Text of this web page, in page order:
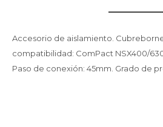
Accesorio de aislamiento.
compatibilidad: ComPact NSX400/
Paso de conexión: 45mm. Grado de